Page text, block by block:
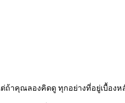
าคุณลองคิดดู ทุกอย่างที่อยู่เบื้อ